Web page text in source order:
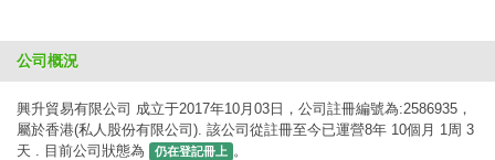
公司概況
興升貿易有限公司 成立于2017年10月03日，公司註冊編號為:2586935，
屬於香港(私人股份有限公司). 該公司從註冊至今已運營8年 10個月 1周 3
天 . 目前公司狀態為
仍在登記冊上 。